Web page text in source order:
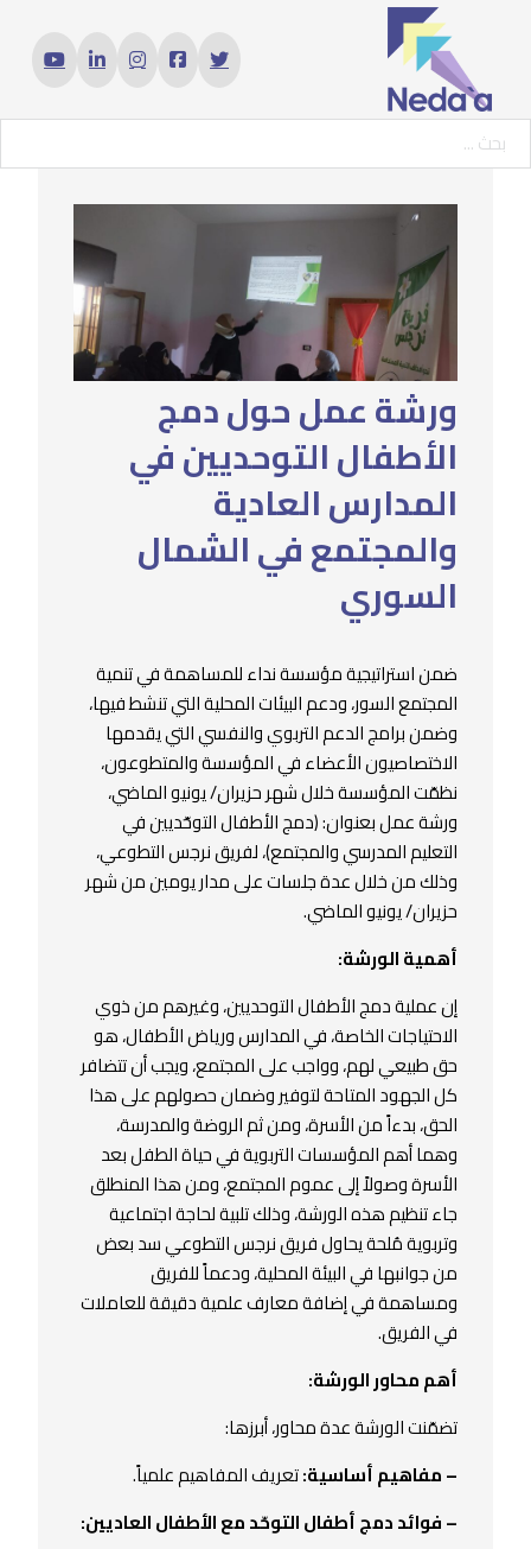
بحث ...
ورشة عمل حول دمج
الأطفال التوحديين في
المدارس العادية
والمجتمع في الشمال
السوري
ضمن استراتيجية مؤسسة نداء للمساهمة في تنمية
المجتمع السور، ودعم البيئات المحلية التي تنشط فيها،
وضمن برامج الدعم التربوي والنفسي التي يقدمها
الاختصاصيون الأعضاء في المؤسسة والمتطوعون،
نظمّت المؤسسة خلال شهر حزيران/ يونيو الماضي،
ورشة عمل بعنوان: (دمج الأطفال التوحّديين في
التعليم المدرسي والمجتمع)، لفريق نرجس التطوعي،
وذلك من خلال عدة جلسات على مدار يومين من شهر
حزيران/ يونيو الماضي.
أهمية الورشة:
إن عملية دمج الأطفال التوحديين، وغيرهم من ذوي
الاحتياجات الخاصة، في المدارس ورياض الأطفال، هو
حق طبيعي لهم، وواجب على المجتمع، ويجب أن تتضافر
كل الجهود المتاحة لتوفير وضمان حصولهم على هذا
الحق، بدءاً من الأسرة، ومن ثم الروضة والمدرسة،
وهما أهم المؤسسات التربوية في حياة الطفل بعد
الأسرة وصولاً إلى عموم المجتمع، ومن هذا المنطلق
جاء تنظيم هذه الورشة، وذلك تلبية لحاجة اجتماعية
وتربوية مُلحة يحاول فريق نرجس التطوعي سد بعض
من جوانبها في البيئة المحلية، ودعماً للفريق
ومساهمة في إضافة معارف علمية دقيقة للعاملات
في الفريق.
أهم محاور الورشة:
تضمّنت الورشة عدة محاور، أبرزها:
– مفاهيم أساسية:تعريف المفاهيم علمياً.
– فوائد دمج أطفال التوحّد مع الأطفال العاديين: